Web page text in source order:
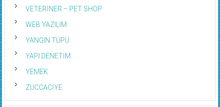
VETERİNER – PET SHOP
WEB YAZILIM
YANGIN TÜPÜ
YAPI DENETİM
YEMEK
ZÜCCACİYE